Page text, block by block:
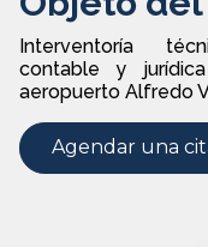
Interventoría
contable y
aeropuerto Alfredo
Agendar una